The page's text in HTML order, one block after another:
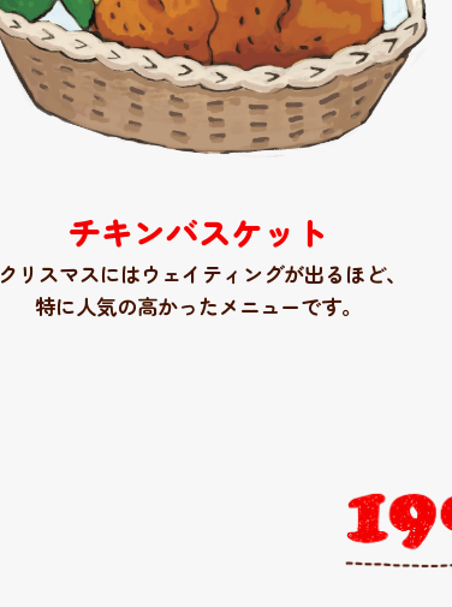
チキンバスケット
クリスマスにはウェイティングが出るほど、
特に人気の高かったメニューです。